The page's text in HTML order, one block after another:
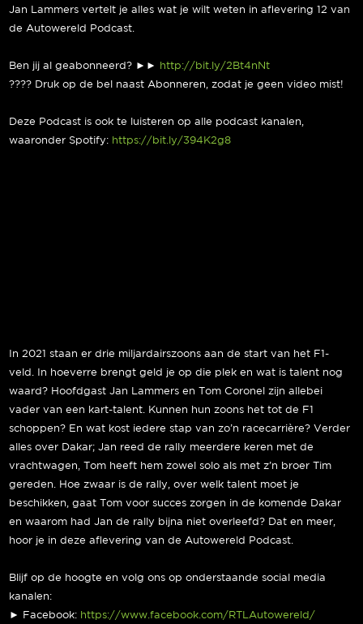
Jan Lammers vertelt je alles wat je wilt weten in aflevering 12 van
de Autowereld Podcast.
Ben jij al geabonneerd? ►► http://bit.ly/2Bt4nNt
???? Druk op de bel naast Abonneren, zodat je geen video mist!
Deze Podcast is ook te luisteren op alle podcast kanalen,
waaronder Spotify: https://bit.ly/394K2g8
In 2021 staan er drie miljardairszoons aan de start van het F1-
veld. In hoeverre brengt geld je op die plek en wat is talent nog
waard? Hoofdgast Jan Lammers en Tom Coronel zijn allebei
vader van een kart-talent. Kunnen hun zoons het tot de F1
schoppen? En wat kost iedere stap van zo’n racecarrière? Verder
alles over Dakar; Jan reed de rally meerdere keren met de
vrachtwagen, Tom heeft hem zowel solo als met z’n broer Tim
gereden. Hoe zwaar is de rally, over welk talent moet je
beschikken, gaat Tom voor succes zorgen in de komende Dakar
en waarom had Jan de rally bijna niet overleefd? Dat en meer,
hoor je in deze aflevering van de Autowereld Podcast.
Blijf op de hoogte en volg ons op onderstaande social media
kanalen:
► Facebook: https://www.facebook.com/RTLAutowereld/